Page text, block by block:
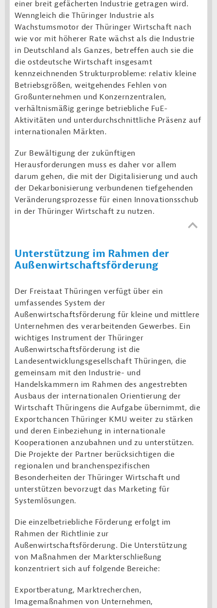
einer breit gefächerten Industrie getragen wird.
Wenngleich die Thüringer Industrie als
Wachstumsmotor der Thüringer Wirtschaft nach
wie vor mit höherer Rate wächst als die Industrie
in Deutschland als Ganzes, betreffen auch sie die
die ostdeutsche Wirtschaft insgesamt
kennzeichnenden Strukturprobleme: relativ kleine
Betriebsgrößen, weitgehendes Fehlen von
Großunternehmen und Konzernzentralen,
verhältnismäßig geringe betriebliche FuE-
Aktivitäten und unterdurchschnittliche Präsenz auf
internationalen Märkten.
Zur Bewältigung der zukünftigen
Herausforderungen muss es daher vor allem
darum gehen, die mit der Digitalisierung und auch
der Dekarbonisierung verbundenen tiefgehenden
Veränderungsprozesse für einen Innovationsschub
in der Thüringer Wirtschaft zu nutzen.
Unterstützung im Rahmen der
Außenwirtschaftsförderung
Der Freistaat Thüringen verfügt über ein
umfassendes System der
Außenwirtschaftsförderung für kleine und mittlere
Unternehmen des verarbeitenden Gewerbes. Ein
wichtiges Instrument der Thüringer
Außenwirtschaftsförderung ist die
Landesentwicklungsgesellschaft Thüringen, die
gemeinsam mit den Industrie- und
Handelskammern im Rahmen des angestrebten
Ausbaus der internationalen Orientierung der
Wirtschaft Thüringens die Aufgabe übernimmt, die
Exportchancen Thüringer KMU weiter zu stärken
und deren Einbeziehung in internationale
Kooperationen anzubahnen und zu unterstützen.
Die Projekte der Partner berücksichtigen die
regionalen und branchenspezifischen
Besonderheiten der Thüringer Wirtschaft und
unterstützen bevorzugt das Marketing für
Systemlösungen.
Die einzelbetriebliche Förderung erfolgt im
Rahmen der Richtlinie zur
Außenwirtschaftsförderung. Die Unterstützung
von Maßnahmen der Markterschließung
konzentriert sich auf folgende Bereiche:
Exportberatung, Marktrecherchen,
Imagemaßnahmen von Unternehmen,